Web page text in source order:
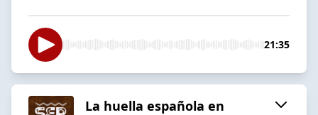
21:35
La huella española en